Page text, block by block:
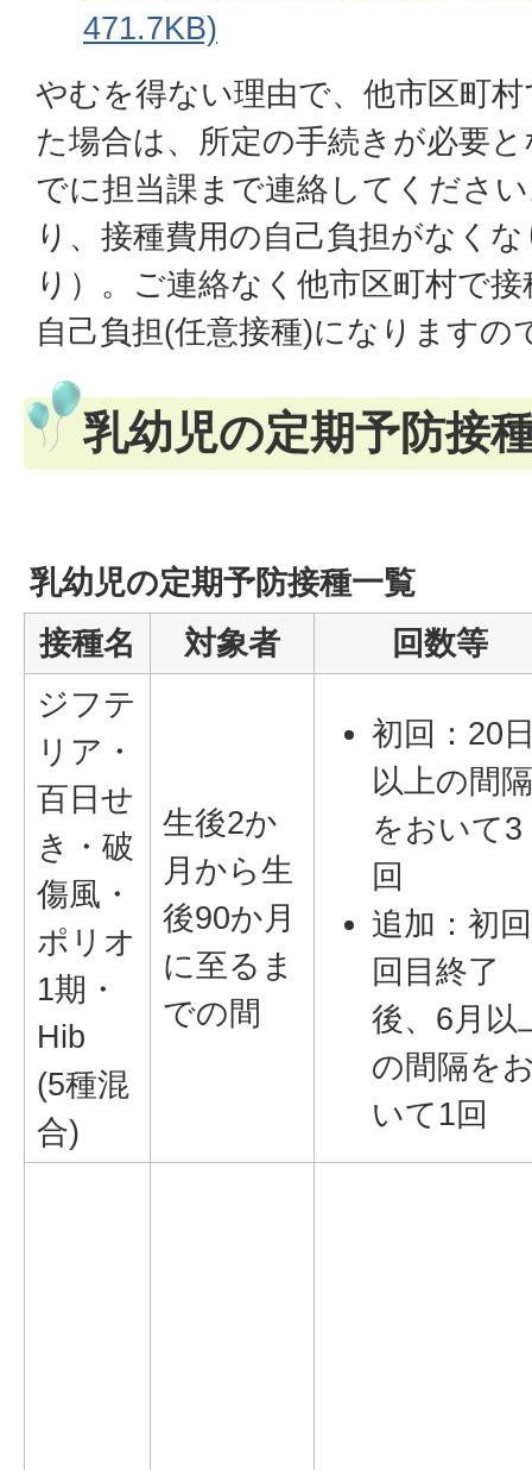
471.7KB)
やむを得ない理由で、他市区町
た場合は、所定の手続きが必要
でに担当課まで連絡してくださ
り、接種費用の自己負担がなく
り）。ご連絡なく他市区町村で
自己負担(任意接種)になりますの
乳幼児の定期予防接
乳幼児の定期予防接種一覧
接種名
対象者
回数等
ジフテ
リア・
百日せ
き・破
傷風・
ポリオ
1期・
Hib
(5種混
合)
生後2か
月から生
後90か月
に至るま
での間
初回：20
以上の間
をおいて3
回
追加：初
回目終了
後、6月以
の間隔を
いて1回